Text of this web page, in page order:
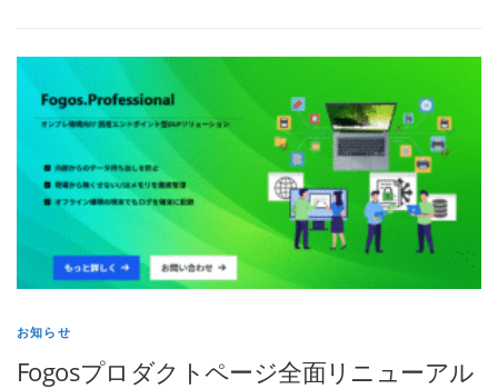
お知らせ
Fogosプロダクトページ全面リニューアル